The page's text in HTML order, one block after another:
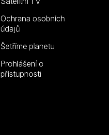
Ochrana osobních
údajů
Šetříme planetu
Prohlášení o
přístupnosti